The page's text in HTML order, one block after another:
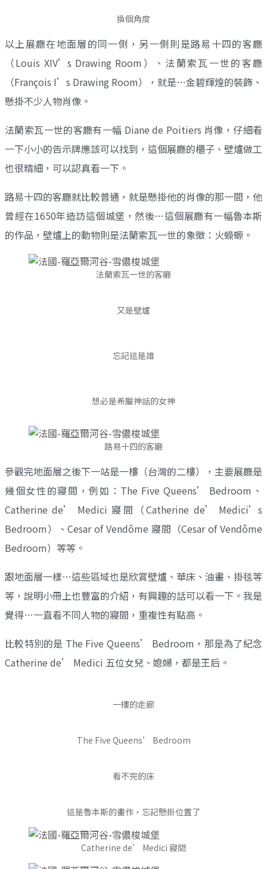
換個角度
以上展廳在地面層的同一側，另一側則是路易十四的客廳
（Louis XIV’s Drawing Room）、法蘭索瓦一世的客廳
（François I’s Drawing Room），就是…金碧輝煌的裝飾、
懸掛不少人物肖像。
法蘭索瓦一世的客廳有一幅 Diane de Poitiers 肖像，仔細看
一下小小的告示牌應該可以找到，這個展廳的櫃子、壁爐做工
也很精細，可以認真看一下。
路易十四的客廳就比較普通，就是懸掛他的肖像的那一間，他
曾經在1650年造訪這個城堡，然後…這個展廳有一幅魯本斯
的作品，壁爐上的動物則是法蘭索瓦一世的象徵：火蠑螈。
法蘭索瓦一世的客廳
又是壁爐
忘記這是誰
想必是希臘神話的女神
路易十四的客廳
參觀完地面層之後下一站是一樓（台灣的二樓），主要展廳是
幾個女性的寢間，例如：The Five Queens’ Bedroom、
Catherine de’ Medici 寢間（Catherine de’ Medici’s
Bedroom）、Cesar of Vendôme 寢間（Cesar of Vendôme
Bedroom）等等。
跟地面層一樣…這些區域也是欣賞壁爐、華床、油畫、掛毯等
等，說明小冊上也豐富的介紹，有興趣的話可以看一下。我是
覺得…一直看不同人物的寢間，重複性有點高。
比較特別的是 The Five Queens’ Bedroom，那是為了紀念
Catherine de’ Medici 五位女兒、媳婦，都是王后。
一樓的走廊
The Five Queens’ Bedroom
看不完的床
這是魯本斯的畫作，忘記懸掛位置了
Catherine de’ Medici 寢間